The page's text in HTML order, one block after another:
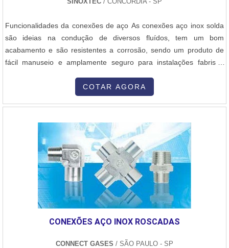
Funcionalidades da conexões de aço As conexões aço inox solda
são ideias na condução de diversos fluídos, tem um bom
acabamento e são resistentes a corrosão, sendo um produto de
fácil manuseio e amplamente seguro para instalações fabris e
celulose, açúcar e álcool, químicas, alimentícias, entre muitas
COTAR AGORA
CONEXÕES AÇO INOX ROSCADAS
CONNECT GASES / SÃO PAULO - SP